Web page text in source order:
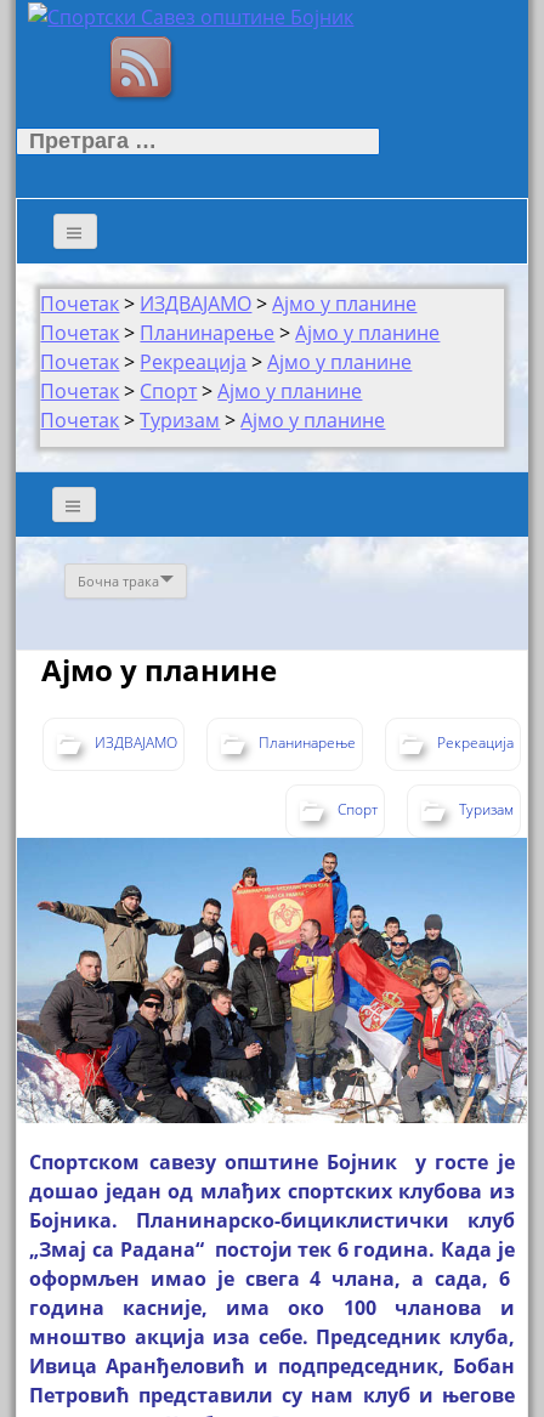
Претрага
Почетак> ИЗДВАЈАМО>Ајмо у планине
Почетак> Планинарење >Ајмо у планине
Почетак> Рекреација >Ајмо у планине
Почетак> Спорт>Ајмо у планине
Почетак>Туризам >Ајмо у планине
Бочна трака
Ајмо у планине
ИЗДВАЈАМО Планинарење Рекреација
Спорт Туризам
Спортском савезу општине Бојник у госте је
дошао један од млађих спортских клубова из
Бојника. Планинарско-бициклистички клуб
„Змај са Радана“ постоји тек 6 година. Када је
оформљен имао је свега 4 члана, а сада, 6
година касније, има око 100 чланова и
мноштво акција иза себе. Председник клуба,
Ивица Аранђеловић и подпредседник, Бобан
Петровић представили су нам клуб и његове